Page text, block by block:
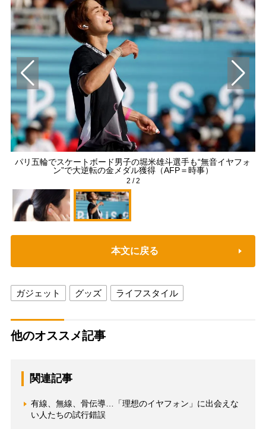
パリ五輪でスケートボード男子の堀米雄斗選手も“無音イヤフォ
ン”で大逆転の金メダル獲得（AFP＝時事）
2 /2
本文に戻る
ガジェット グッズ ライフスタイル
他のオススメ記事
関連記事
有線、無線、骨伝導…「理想のイヤフォン」に出会えな
い人たちの試行錯誤